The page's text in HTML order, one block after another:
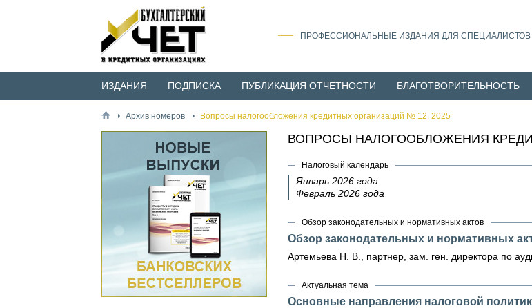
ПРОФЕССИОНАЛЬНЫЕ ИЗДАНИЯ ДЛЯ
ИЗДАНИЯ ПОДПИСКА ПУБЛИКАЦИЯ ОТЧЕТНОСТИ БЛАГОТВОРИТЕЛЬНОСТЬ
Архив номеров Вопросы налогообложения кредитных организаций № 12, 2025
ВОПРОСЫ НАЛОГООБЛОЖЕНИЯ
Налоговый календарь
Январь 2026 года
Февраль 2026 года
Обзор законодательных и нормативных актов
Обзор законодательных и нормативных
Артемьева Н. В., партнер, зам. ген. директора по
Актуальная тема
Основные направления налоговой